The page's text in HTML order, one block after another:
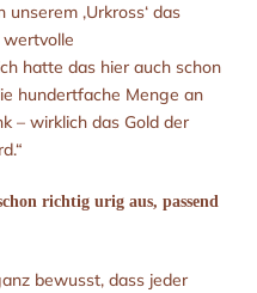
‚Urkross‘ das
wertvolle
hatte das hier auch schon
hundertfache Menge an
– wirklich das Gold der
richtig urig aus, passend
bewusst, dass jeder